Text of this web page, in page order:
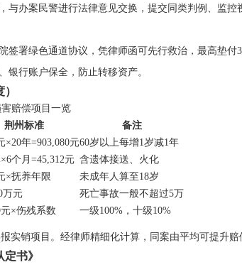
与办案民警进行法律意见交换，提交同类判例、监
签署绿色通道协议，凭律师函可先行救治，最高垫付
银行账户保全，防止转移资产。
赔偿项目一览
荆州标准
备注
×20年=903,080元60岁以上每增1岁减1年
个月=45,312元 含遗体接送、火化
×抚养年限
未成年人算至18岁
元
死亡事故一般不超过5万
元×伤残系数 一级100%，十级10%
实销项目。经律师精细化计算，同案由平均可提升赔
书》